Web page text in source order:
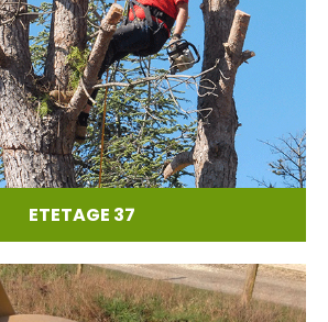
ETETAGE 37